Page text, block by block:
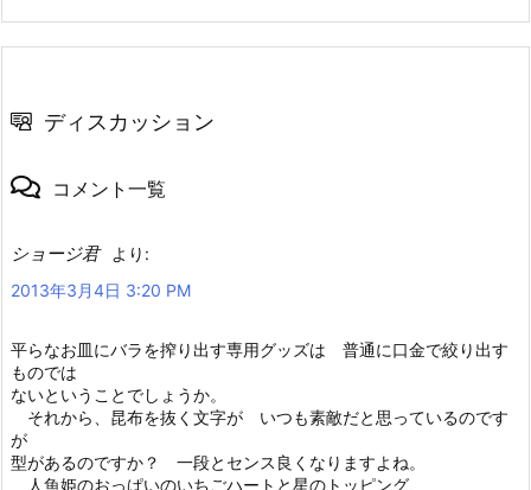
ディスカッション
コメント一覧
ショージ君
より:
2013年3月4日 3:20 PM
平らなお皿にバラを搾り出す専用グッズは 普通に口金で絞り出す
ものでは
ないということでしょうか。
それから、昆布を抜く文字が いつも素敵だと思っているのです
が
型があるのですか？ 一段とセンス良くなりますよね。
人魚姫のおっぱいのいちごハートと星のトッピング、